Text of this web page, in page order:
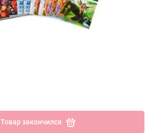
Товар закончился